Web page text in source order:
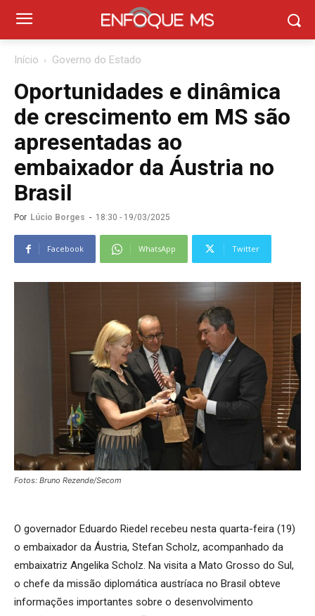
Início Governo do Estado
Oportunidades e dinâmica
de crescimento em MS são
apresentadas ao
embaixador da Áustria no
Brasil
Por Lúcio Borges - 18:30 - 19/03/2025
Facebook WhatsApp Twitter
Fotos: Bruno Rezende/Secom
O governador Eduardo Riedel recebeu nesta quarta-feira (19)
o embaixador da Áustria, Stefan Scholz, acompanhado da
embaixatriz Angelika Scholz. Na visita a Mato Grosso do Sul,
o chefe da missão diplomática austríaca no Brasil obteve
informações importantes sobre o desenvolvimento